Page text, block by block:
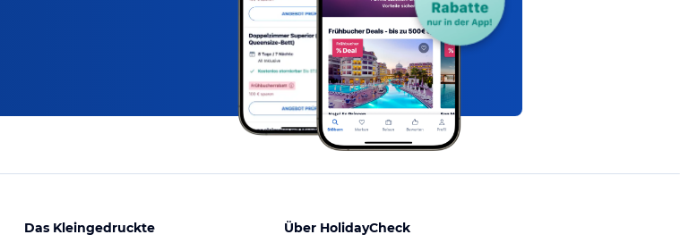
Das Kleingedruckte Über HolidayCheck